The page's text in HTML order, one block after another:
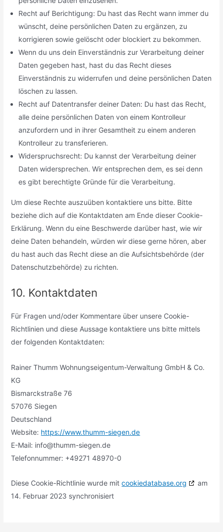
Recht auf Berichtigung: Du hast das Recht wann immer du
wünscht, deine persönlichen Daten zu ergänzen, zu
korrigieren sowie gelöscht oder blockiert zu bekommen.
Wenn du uns dein Einverständnis zur Verarbeitung deiner
Daten gegeben hast, hast du das Recht dieses
Einverständnis zu widerrufen und deine persönlichen Daten
löschen zu lassen.
Recht auf Datentransfer deiner Daten: Du hast das Recht,
alle deine persönlichen Daten von einem Kontrolleur
anzufordern und in ihrer Gesamtheit zu einem anderen
Kontrolleur zu transferieren.
Widerspruchsrecht: Du kannst der Verarbeitung deiner
Daten widersprechen. Wir entsprechen dem, es sei denn
es gibt berechtigte Gründe für die Verarbeitung.
Um diese Rechte auszuüben kontaktiere uns bitte. Bitte
beziehe dich auf die Kontaktdaten am Ende dieser Cookie-
Erklärung. Wenn du eine Beschwerde darüber hast, wie wir
deine Daten behandeln, würden wir diese gerne hören, aber
du hast auch das Recht diese an die Aufsichtsbehörde (der
Datenschutzbehörde) zu richten.
10. Kontaktdaten
Für Fragen und/oder Kommentare über unsere Cookie-
Richtlinien und diese Aussage kontaktiere uns bitte mittels
der folgenden Kontaktdaten:
Rainer Thumm Wohnungseigentum-Verwaltung GmbH & Co.
KG
Bismarckstraße 76
57076 Siegen
Deutschland
Website: https://www.thumm-siegen.de
E-Mail: ed.negeis-mmuht@ofni
Telefonnummer: +49271 48970-0
Diese Cookie-Richtlinie wurde mitcookiedatabase.org
am
14. Februar 2023 synchronisiert